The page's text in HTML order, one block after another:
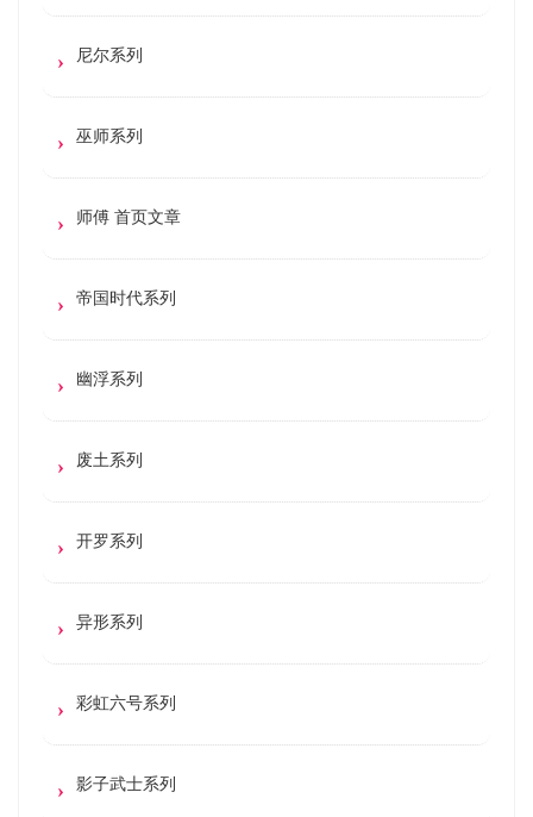
尼尔系列
巫师系列
师傅 首页文章
帝国时代系列
幽浮系列
废土系列
开罗系列
异形系列
彩虹六号系列
影子武士系列